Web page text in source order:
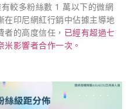
較多粉絲數 1 萬以下的微網
在印尼網紅行銷中佔據主導地
的高度信任， 已經有超過七
影響者合作一次。